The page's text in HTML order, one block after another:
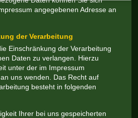
angegebenen Adresse an
der Verarbeitung
Einschränkung der Verarbeitung
Daten zu verlangen. Hierzu
unter der im Impressum
uns wenden. Das Recht auf
besteht in folgenden
Ihrer bei uns gespeicherten